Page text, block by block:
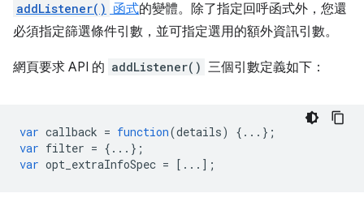
addListener() 函式的變體。除了指定回呼函式外，您還
必須指定篩選條件引數，並可指定選用的額外資訊引數。
網頁要求 API 的 addListener() 三個引數定義如下：
var callback = function(details)
{...};
var filter = {...};
var opt_extraInfoSpec = [...];